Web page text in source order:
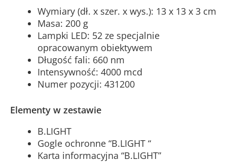
Wymiary (dł. x szer. x wys.): 13 x 13 x 3 cm
Masa: 200 g
Lampki LED: 52 ze specjalnie
opracowanym obiektywem
Długość fali: 660 nm
Intensywność: 4000 mcd
Numer pozycji: 431200
Elementy w zestawie
B.LIGHT
Gogle ochronne “B.LIGHT “
Karta informacyjna “B.LIGHT”